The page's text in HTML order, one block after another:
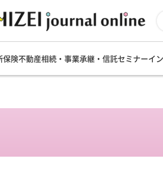
保険不動産相続・事業承継・信託セミナーイ